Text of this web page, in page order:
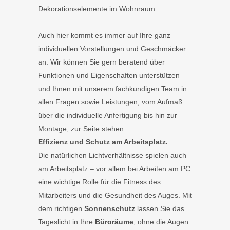
Dekorationselemente im Wohnraum.
Auch hier kommt es immer auf Ihre ganz
individuellen Vorstellungen und Geschmäcker
an. Wir können Sie gern beratend über
Funktionen und Eigenschaften unterstützen
und Ihnen mit unserem fachkundigen Team in
allen Fragen sowie Leistungen, vom Aufmaß
über die individuelle Anfertigung bis hin zur
Montage, zur Seite stehen.
Effizienz und Schutz am Arbeitsplatz.
Die natürlichen Lichtverhältnisse spielen auch
am Arbeitsplatz – vor allem bei Arbeiten am PC
eine wichtige Rolle für die Fitness des
Mitarbeiters und die Gesundheit des Auges. Mit
dem richtigen Sonnenschutz lassen Sie das
Tageslicht in Ihre Büroräume , ohne die Augen